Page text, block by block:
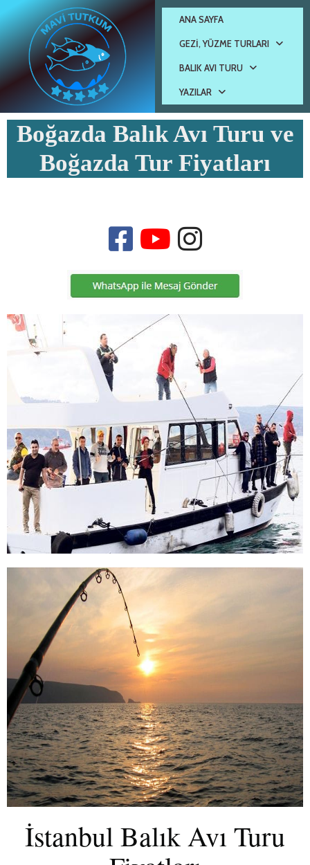
ANA SAYFA
GEZI, YÜZME TURLARI
BALIK AVI TURU
YAZILAR
Boğazda Balık Avı Turu ve
Boğazda Tur Fiyatları
İstanbul Balık Avı Turu